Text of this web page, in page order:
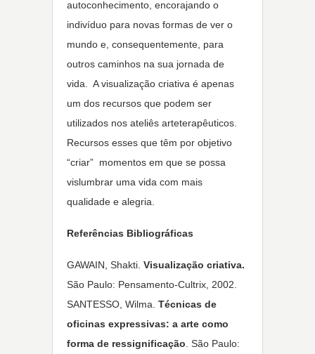
autoconhecimento, encorajando o
indivíduo para novas formas de ver o
mundo e, consequentemente, para
outros caminhos na sua jornada de
vida. A visualização criativa é apenas
um dos recursos que podem ser
utilizados nos ateliês arteterapêuticos.
Recursos esses que têm por objetivo
“criar” momentos em que se possa
vislumbrar uma vida com mais
qualidade e alegria.
Referências Bibliográficas
GAWAIN, Shakti. Visualização criativa.
São Paulo: Pensamento-Cultrix, 2002.
SANTESSO, Wilma. Técnicas de
oficinas expressivas: a arte como
forma de ressignificação . São Paulo: